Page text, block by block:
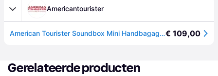
Americantourister
American Tourister Soundbox Mini Handbagage Bright Green€ 109,00
Gerelateerde producten